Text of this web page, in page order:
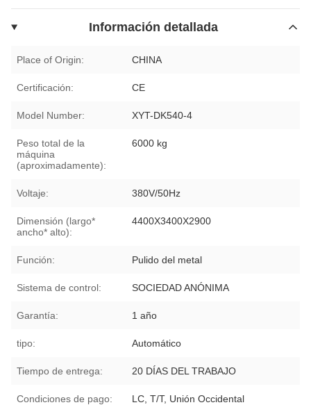
Información detallada
Place of Origin: CHINA
Certificación: CE
Model Number: XYT-DK540-4
Peso total de la
máquina
(aproximadamente):
6000 kg
Voltaje: 380V/50Hz
Dimensión (largo*
ancho* alto):
4400X3400X2900
Función: Pulido del metal
Sistema de control: SOCIEDAD ANÓNIMA
Garantía: 1 año
tipo: Automático
Tiempo de entrega: 20 DÍAS DEL TRABAJO
Condiciones de pago: LC, T/T, Unión Occidental